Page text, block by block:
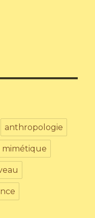
anthropologie
mimétique